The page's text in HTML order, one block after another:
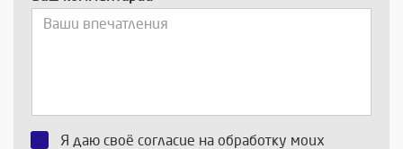
Я даю своё согласие на обработку моих